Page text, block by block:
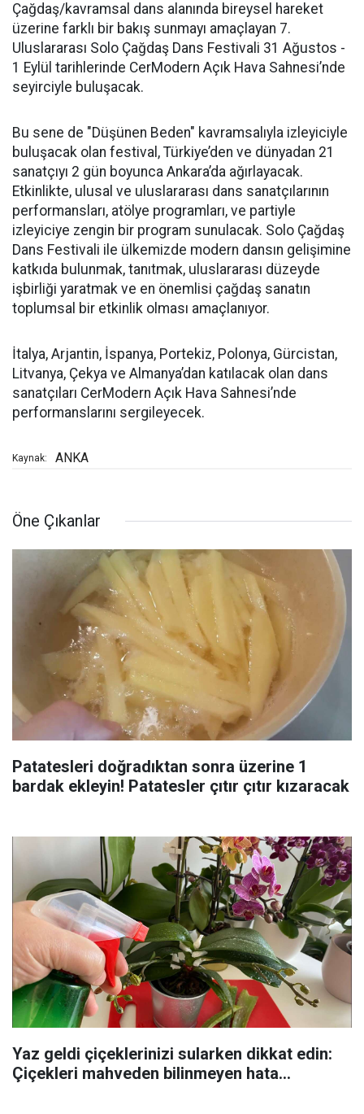
Çağdaş/kavramsal dans alanında bireysel hareket
üzerine farklı bir bakış sunmayı amaçlayan 7.
Uluslararası Solo Çağdaş Dans Festivali 31 Ağustos -
1 Eylül tarihlerinde CerModern Açık Hava Sahnesi’nde
seyirciyle buluşacak.
Bu sene de "Düşünen Beden" kavramsalıyla izleyiciyle
buluşacak olan festival, Türkiye’den ve dünyadan 21
sanatçıyı 2 gün boyunca Ankara’da ağırlayacak.
Etkinlikte, ulusal ve uluslararası dans sanatçılarının
performansları, atölye programları, ve partiyle
izleyiciye zengin bir program sunulacak. Solo Çağdaş
Dans Festivali ile ülkemizde modern dansın gelişimine
katkıda bulunmak, tanıtmak, uluslararası düzeyde
işbirliği yaratmak ve en önemlisi çağdaş sanatın
toplumsal bir etkinlik olması amaçlanıyor.
İtalya, Arjantin, İspanya, Portekiz, Polonya, Gürcistan,
Litvanya, Çekya ve Almanya’dan katılacak olan dans
sanatçıları CerModern Açık Hava Sahnesi’nde
performanslarını sergileyecek.
Kaynak: ANKA
Öne Çıkanlar
Patatesleri doğradıktan sonra üzerine 1
bardak ekleyin! Patatesler çıtır çıtır kızaracak
Yaz geldi çiçeklerinizi sularken dikkat edin:
Çiçekleri mahveden bilinmeyen hata...